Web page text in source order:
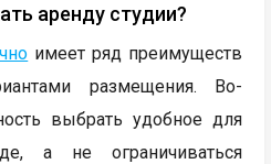
аренду студии?
имеет ряд преимуществ
размещения. Во-
выбрать удобное для
а не ограничиваться